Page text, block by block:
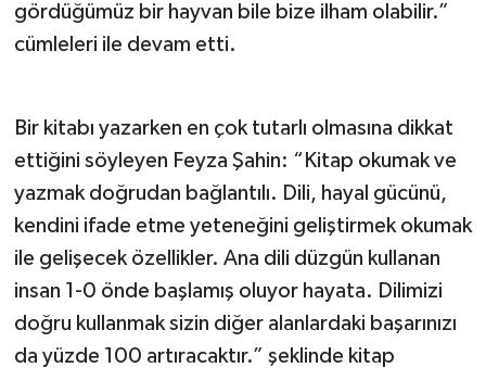
gördüğümüz bir hayvan bile bize ilham olabilir.”
cümleleri ile devam etti.
Bir kitabı yazarken en çok tutarlı olmasına dikkat
ettiğini söyleyen Feyza Şahin: “Kitap okumak ve
yazmak doğrudan bağlantılı. Dili, hayal gücünü,
kendini ifade etme yeteneğini geliştirmek okumak
ile gelişecek özellikler. Ana dili düzgün kullanan
insan 1-0 önde başlamış oluyor hayata. Dilimizi
doğru kullanmak sizin diğer alanlardaki başarınızı
da yüzde 100 artıracaktır.” şeklinde kitap